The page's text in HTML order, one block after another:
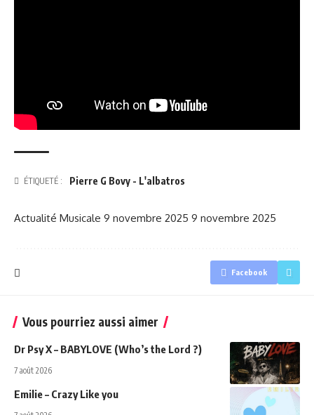
ÉTIQUETÉ : Pierre G Bovy - L'albatros
Actualité Musicale 9 novembre 2025 9 novembre 2025
Facebook
Vous pourriez aussi aimer
Dr Psy X – BABYLOVE (Who’s the Lord ?)
7 août 2026
Emilie – Crazy Like you